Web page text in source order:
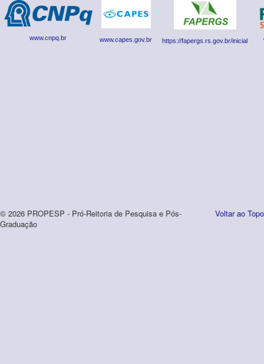
www.cnpq.br www.capes.gov.br https://fapergs.rs.gov.br/inicial
Voltar ao Topo
© 2026 PROPESP - Pró-Reitoria de Pesquisa e Pós-
Graduação